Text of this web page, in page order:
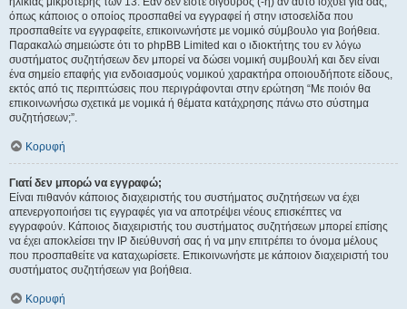
όπως κάποιος ο οποίος προσπαθεί να εγγραφεί ή στην ιστοσελίδα που
προσπαθείτε να εγγραφείτε, επικοινωνήστε με νομικό σύμβουλο για βοήθεια.
Παρακαλώ σημειώστε ότι το phpBB Limited και ο ιδιοκτήτης του εν λόγω
συστήματος συζητήσεων δεν μπορεί να δώσει νομική συμβουλή και δεν είναι
ένα σημείο επαφής για ενδοιασμούς νομικού χαρακτήρα οποιουδήποτε είδους,
εκτός από τις περιπτώσεις που περιγράφονται στην ερώτηση “Με ποιόν θα
επικοινωνήσω σχετικά με νομικά ή θέματα κατάχρησης πάνω στο σύστημα
συζητήσεων;”.
Κορυφή
Γιατί δεν μπορώ να εγγραφώ;
Είναι πιθανόν κάποιος διαχειριστής του συστήματος συζητήσεων να έχει
απενεργοποιήσει τις εγγραφές για να αποτρέψει νέους επισκέπτες να
εγγραφούν. Κάποιος διαχειριστής του συστήματος συζητήσεων μπορεί επίσης
να έχει αποκλείσει την IP διεύθυνσή σας ή να μην επιτρέπει το όνομα μέλους
που προσπαθείτε να καταχωρίσετε. Επικοινωνήστε με κάποιον διαχειριστή του
συστήματος συζητήσεων για βοήθεια.
Κορυφή